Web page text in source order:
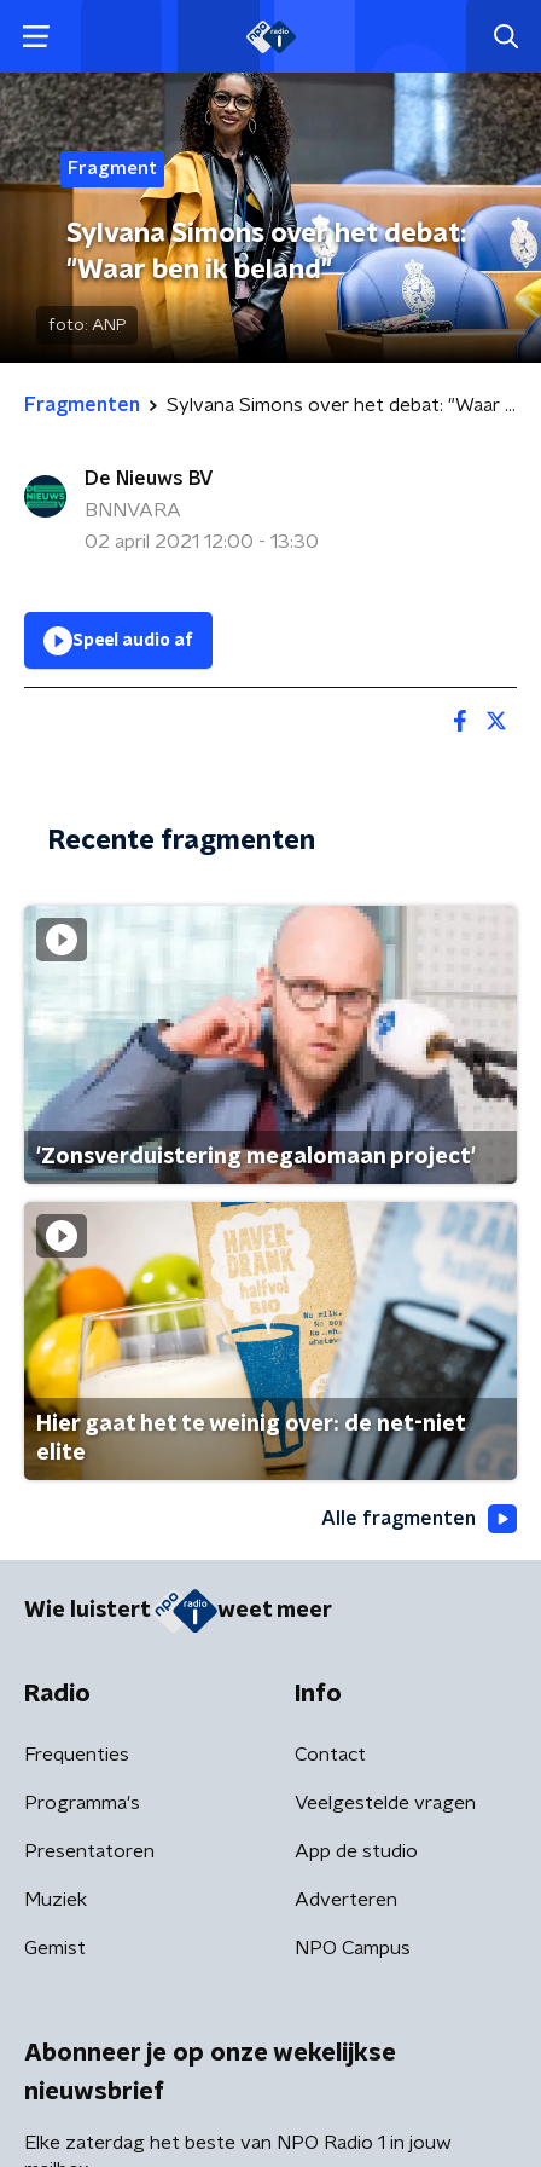
Fragment
Sylvana Simons over het debat:
"Waar ben ik beland"
foto: ANP
Fragmenten Sylvana Simons over het debat: "Waar ben ik beland"
De Nieuws BV
BNNVARA
02 april 2021 12:00 - 13:30
Speel audio af
Recente fragmenten
'Zonsverduistering megalomaan project'
Hier gaat het te weinig over: de net-niet
elite
Alle fragmenten
Wie luistert weet meer
Radio
Frequenties
Programma's
Presentatoren
Muziek
Gemist
Info
Contact
Veelgestelde vragen
App de studio
Adverteren
NPO Campus
Abonneer je op onze wekelijkse
nieuwsbrief
Elke zaterdag het beste van NPO Radio 1 in jouw